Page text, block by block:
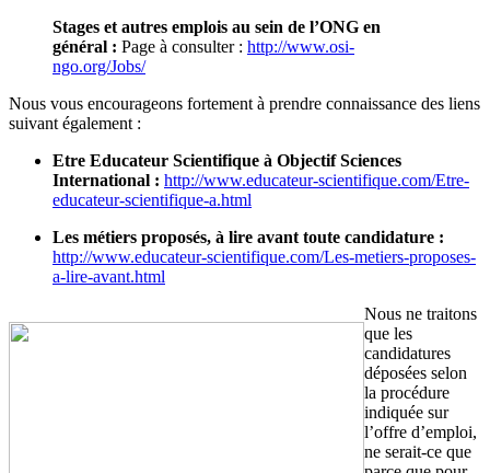
Stages et autres emplois au sein de l’ONG en
général : Page à consulter : http://www.osi-
ngo.org/Jobs/
Nous vous encourageons fortement à prendre connaissance des liens
suivant également :
Etre Educateur Scientifique à Objectif Sciences
International : http://www.educateur-scientifique.com/Etre-
educateur-scientifique-a.html
Les métiers proposés, à lire avant toute candidature :
http://www.educateur-scientifique.com/Les-metiers-proposes-
a-lire-avant.html
Nous ne traitons
que les
candidatures
déposées selon
la procédure
indiquée sur
l’offre d’emploi,
ne serait-ce que